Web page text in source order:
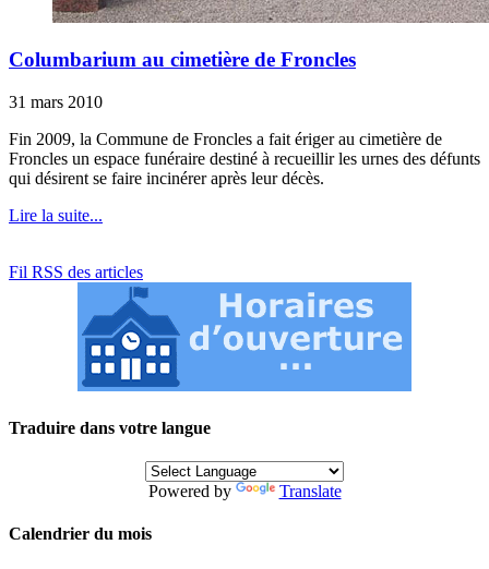
Columbarium au cimetière de Froncles
31 mars 2010
Fin 2009, la Commune de Froncles a fait ériger au cimetière de
Froncles un espace funéraire destiné à recueillir les urnes des défunts
qui désirent se faire incinérer après leur décès.
Lire la suite...
Fil RSS des articles
Traduire dans votre langue
Powered by Translate
Calendrier du mois